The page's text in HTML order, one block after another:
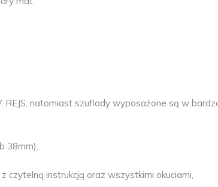
natomiast szuflady wyposażone są w
38mm),
instrukcją oraz wszystkimi okuciami,